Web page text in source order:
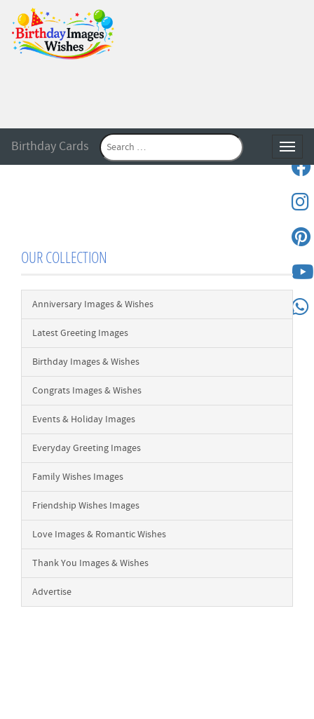
Birthday Cards
OUR COLLECTION
Anniversary Images & Wishes
Latest Greeting Images
Birthday Images & Wishes
Congrats Images & Wishes
Events & Holiday Images
Everyday Greeting Images
Family Wishes Images
Friendship Wishes Images
Love Images & Romantic Wishes
Thank You Images & Wishes
Advertise